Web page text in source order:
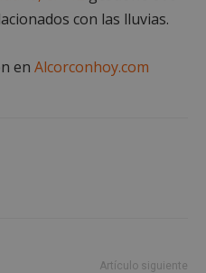
con las lluvias.
en Alcorconhoy.com
Artículo siguiente
necesarias
Sesión